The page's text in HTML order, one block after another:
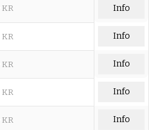
KR Info
KR Info
KR Info
KR Info
KR Info